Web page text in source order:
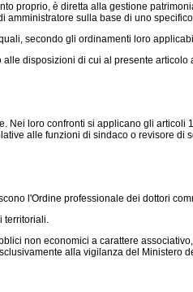
proprio, è diretta alla gestione
amministratore sulla base di uno
secondo gli ordinamenti loro
disposizioni di cui al presente
Nei loro confronti si applicano gli
alle funzioni di sindaco o revisore di
l'Ordine professionale dei dottori
territoriali.
non economici a carattere
alla vigilanza del Ministero